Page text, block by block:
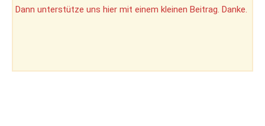
Dann unterstütze uns hier mit einem kleinen Beitrag. Danke.